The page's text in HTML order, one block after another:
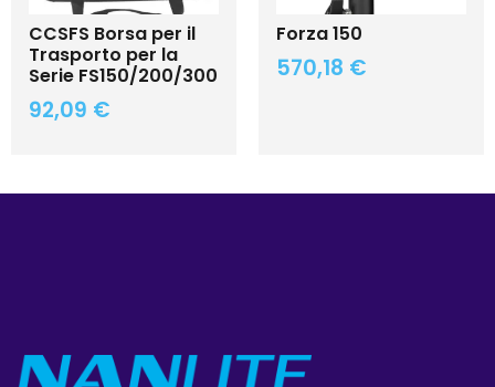
CCSFS Borsa per il
Trasporto per la
Serie FS150/200/300
92,09 €
Forza 150
570,18 €